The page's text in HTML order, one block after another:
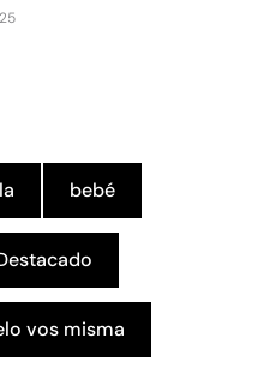
bebé
vos misma